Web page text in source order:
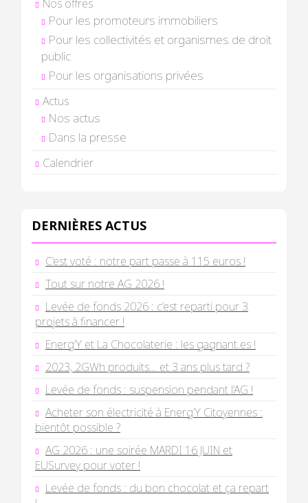
Pour les promoteurs immobiliers
Pour les collectivités et organismes de droit
public
Pour les organisations privées
Actus
Nos actus
Dans la presse
Calendrier
DERNIÈRES ACTUS
C’est voté : notre part passe à 115 euros !
Tout sur notre AG 2026 !
Levée de fonds 2026 : c’est reparti pour 3
projets à financer !
Energ’Y et La Chocolaterie : les gagnant.es !
2023, 2GWh produits… et 3 ans plus tard ?
Levée de fonds : suspension pendant l’AG !
Acheter son électricité à Energ’Y Citoyennes :
bientôt possible ?
AG 2026 : une soirée MARDI 16 JUIN et
EUSurvey pour voter !
Levée de fonds : du bon chocolat et ça repart